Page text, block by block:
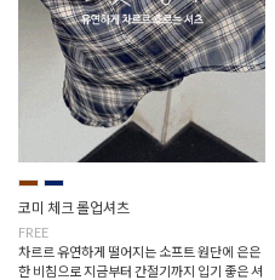
코미 체크 롤업셔츠
FREE
차르르 유연하게 떨어지는 소프트 원단에 은은
한 비침으로 지금부터 간절기까지 입기 좋은 셔